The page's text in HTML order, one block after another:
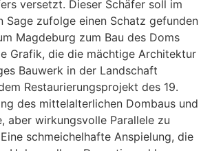
versetzt. Dieser Schäfer soll im
Sage zufolge einen Schatz gefunden
Magdeburg zum Bau des Doms
Grafik, die die mächtige Architektur
Bauwerk in der Landschaft
Restaurierungsprojekt des 19.
des mittelalterlichen Dombaus und
aber wirkungsvolle Parallele zu
schmeichelhafte Anspielung, die